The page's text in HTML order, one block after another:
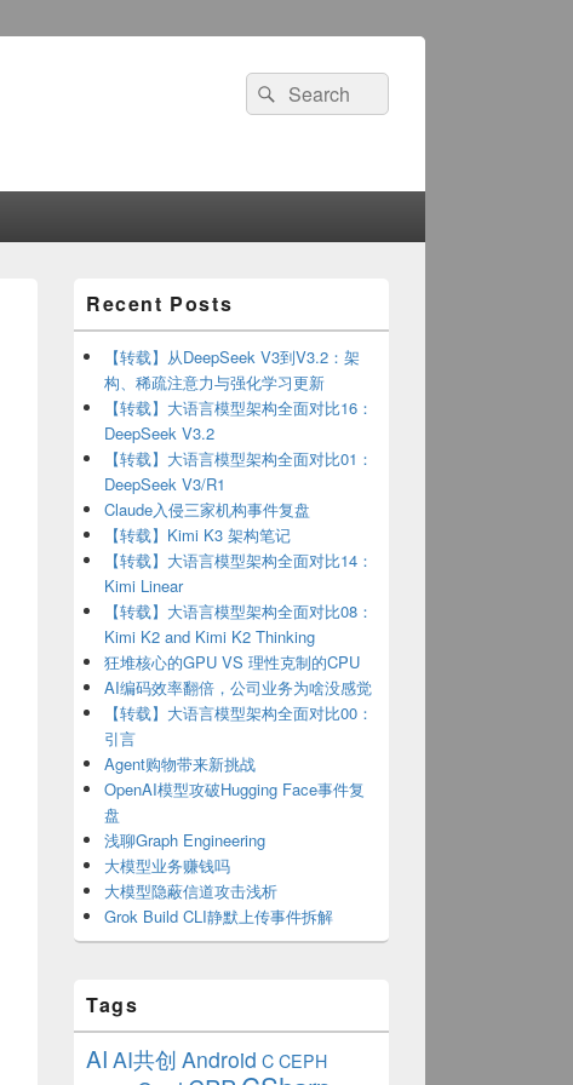
Search
for:
Search
Sidebar
Widget
Area
Recent Posts
【转载】从DeepSeek V3到V3.2：架
构、稀疏注意力与强化学习更新
【转载】大语言模型架构全面对比16：
DeepSeek V3.2
【转载】大语言模型架构全面对比01：
DeepSeek V3/R1
Claude入侵三家机构事件复盘
【转载】Kimi K3 架构笔记
【转载】大语言模型架构全面对比14：
Kimi Linear
【转载】大语言模型架构全面对比08：
Kimi K2 and Kimi K2 Thinking
狂堆核心的GPU VS 理性克制的CPU
AI编码效率翻倍，公司业务为啥没感觉
【转载】大语言模型架构全面对比00：
引言
Agent购物带来新挑战
OpenAI模型攻破Hugging Face事件复
盘
浅聊Graph Engineering
大模型业务赚钱吗
大模型隐蔽信道攻击浅析
Grok Build CLI静默上传事件拆解
Tags
AI AI共创 Android C CEPH